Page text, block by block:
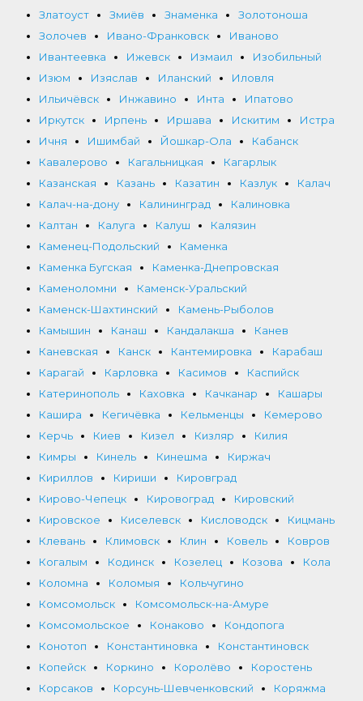
Златоуст Змиёв Знаменка
Золотоноша
Золочев
Ивано-Франковск
Иваново
Ивантеевка
Ижевск Измаил
Изобильный
Изюм
Изяслав Иланский
Иловля
Ильичёвск
Инжавино Инта
Ипатово
Иркутск
Ирпень Иршава Искитим
Истра
Ичня
Ишимбай Йошкар-Ола
Кабанск
Кавалерово
Кагальницкая
Кагарлык
Казанская
Казань Казатин Казлук
Калач
Калач-на-дону
Калининград
Калиновка
Калтан
Калуга Калуш
Калязин
Каменец-Подольский
Каменка
Каменка Бугская
Каменка-Днепровская
Каменоломни
Каменск-Уральский
Каменск-Шахтинский
Камень-Рыболов
Камышин
Канаш Кандалакша
Канев
Каневская
Канск Кантемировка
Карабаш
Карагай
Карловка Касимов
Каспийск
Катеринополь
Каховка Качканар
Кашары
Кашира
Кегичёвка Кельменцы
Кемерово
Керчь
Киев Кизел Кизляр
Килия
Кимры
Кинель Кинешма
Киржач
Кириллов
Кириши
Кировград
Кирово-Чепецк
Кировоград
Кировский
Кировское
Киселевск Кисловодск
Кицмань
Клевань
Климовск Клин Ковель
Ковров
Когалым
Кодинск Козелец Козова
Кола
Коломна
Коломыя
Кольчугино
Комсомольск
Комсомольск-на-Амуре
Комсомольское
Конаково
Кондопога
Конотоп
Константиновка
Константиновск
Копейск
Коркино Королёво
Коростень
Корсаков
Корсунь-Шевченковский
Коряжма